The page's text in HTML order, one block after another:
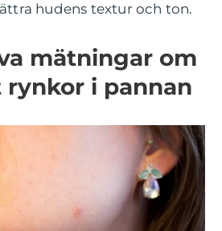
hudens textur och ton.
mätningar om
i pannan